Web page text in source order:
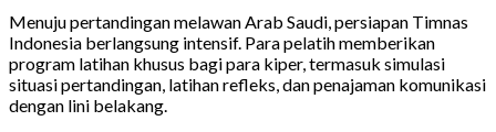
Menuju pertandingan melawan Arab Saudi, persiapan Timnas
Indonesia berlangsung intensif. Para pelatih memberikan
program latihan khusus bagi para kiper, termasuk simulasi
situasi pertandingan, latihan refleks, dan penajaman komunikasi
dengan lini belakang.